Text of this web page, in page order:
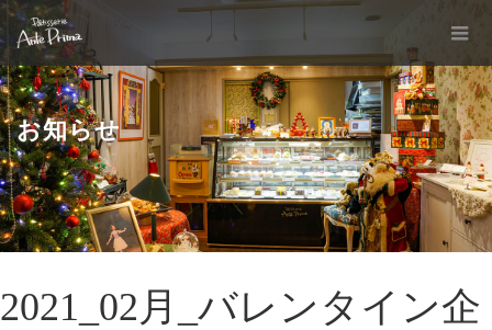
お知らせ
2021_02月_バレンタイン企